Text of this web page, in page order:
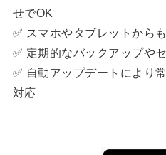
せでOK
✅ スマホやタブレットから
✅ 定期的なバックアップや
✅ 自動アップデートにより
対応